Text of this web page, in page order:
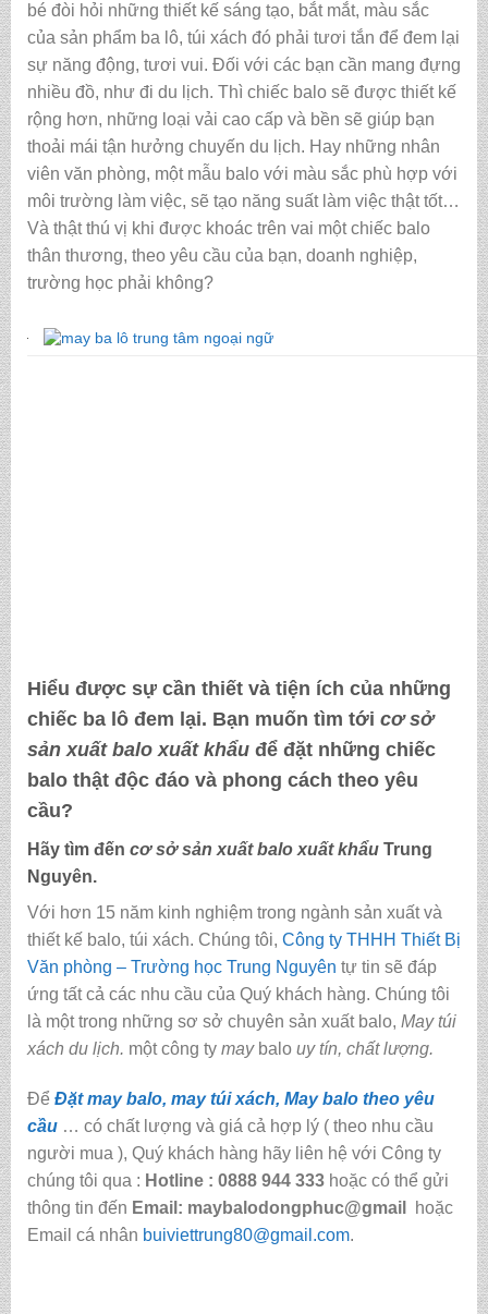
bé đòi hỏi những thiết kế sáng tạo, bắt mắt, màu sắc
của sản phẩm ba lô, túi xách đó phải tươi tắn để đem lại
sự năng động, tươi vui. Đối với các bạn cần mang đựng
nhiều đồ, như đi du lịch. Thì chiếc balo sẽ được thiết kế
rộng hơn, những loại vải cao cấp và bền sẽ giúp bạn
thoải mái tận hưởng chuyến du lịch. Hay những nhân
viên văn phòng, một mẫu balo với màu sắc phù hợp với
môi trường làm việc, sẽ tạo năng suất làm việc thật tốt…
Và thật thú vị khi được khoác trên vai một chiếc balo
thân thương, theo yêu cầu của bạn, doanh nghiệp,
trường học phải không?
Hiểu được sự cần thiết và tiện ích của những
chiếc ba lô đem lại. Bạn muốn tìm tới cơ sở
sản xuất balo xuất khẩu để đặt những chiếc
balo thật độc đáo và phong cách theo yêu
cầu?
Hãy tìm đến cơ sở sản xuất balo xuất khẩu Trung
Nguyên.
Với hơn 15 năm kinh nghiệm trong ngành sản xuất và
thiết kế balo, túi xách. Chúng tôi, Công ty THHH Thiết Bị
Văn phòng – Trường học Trung Nguyên tự tin sẽ đáp
ứng tất cả các nhu cầu của Quý khách hàng. Chúng tôi
là một trong những sơ sở chuyên sản xuất balo, May túi
xách du lịch. một công tymaybalo uy tín, chất lượng.
Để Đặt may balo, may túi xách, May balo theo yêu
cầu… có chất lượng và giá cả hợp lý ( theo nhu cầu
người mua ), Quý khách hàng hãy liên hệ với Công ty
chúng tôi qua : Hotline : 0888 944 333hoặc có thể gửi
thông tin đến Email: maybalodongphuc@gmail
hoặc
Email cá nhân buiviettrung80@gmail.com.